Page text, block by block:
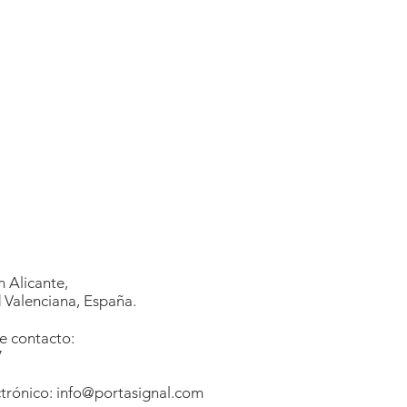
Alicante,
España.
contacto:
info@portasignal.com